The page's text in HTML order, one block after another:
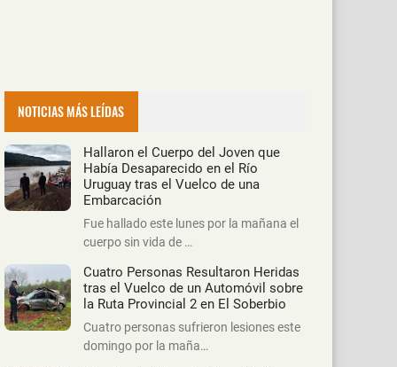
NOTICIAS MÁS LEÍDAS
Hallaron el Cuerpo del Joven que
Había Desaparecido en el Río
Uruguay tras el Vuelco de una
Embarcación
Fue hallado este lunes por la mañana el
cuerpo sin vida de …
Cuatro Personas Resultaron Heridas
tras el Vuelco de un Automóvil sobre
la Ruta Provincial 2 en El Soberbio
Cuatro personas sufrieron lesiones este
domingo por la maña…